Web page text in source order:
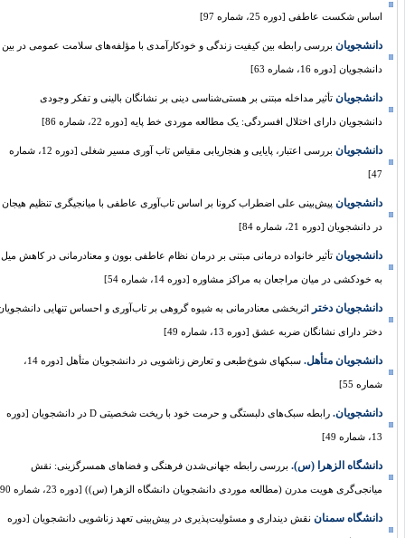
اساس شکست عاطفی [دوره 25، شماره 97]
دانشجویان بررسی رابطه بین کیفیت زندگی و خودکارآمدی با مؤلفه‌های سلامت عمومی در بین
دانشجویان [دوره 16، شماره 63]
دانشجویان تأثیر مداخله مبتنی بر هستی‌شناسی دینی بر نشانگان بالینی و تفکر وجودی
دانشجویان دارای اختلال افسردگی: یک مطالعه موردی خط پایه [دوره 22، شماره 86]
دانشجویان بررسی اعتبار، پایایی و هنجاریابی مقیاس تاب آوری مسیر شغلی [دوره 12، شماره
دانشجویان پیش‌بینی علی اضطراب کرونا بر اساس تاب‌آوری عاطفی با میانجیگری تنظیم هیجان
در دانشجویان [دوره 21، شماره 84]
دانشجویان تأثیر خانواده درمانی مبتنی بر درمان نظام عاطفی بوون و معنا‌درمانی در کاهش میل
به خودکشی در میان مراجعان به مراکز مشاوره [دوره 14، شماره 54]
دانشجویان دختر اثربخشی معنادرمانی به شیوه گروهی بر تاب‌آوری و احساس تنهایی دانشجویان
دختر دارای نشانگان ضربه عشق [دوره 13، شماره 49]
دانشجویان متأهل. سبکهای شوخ‌طبعی و تعارض زناشویی در دانشجویان متأهل [دوره 14،
شماره 55]
دانشجویان. رابطه سبک‌های دلبستگی و حرمت خود با ریخت شخصیتی D در دانشجویان [دوره
دانشگاه الزهرا (س). بررسی رابطه جهانی‌شدن فرهنگی و فضاهای همسرگزینی: نقش
میانجی‌گری هویت مدرن (مطالعه موردی دانشجویان دانشگاه الزهرا (س)) [دوره 23، شماره 90]
دانشگاه سمنان نقش دینداری و مسئولیت‌پذیری در پیش‌بینی تعهد زناشویی دانشجویان [دوره